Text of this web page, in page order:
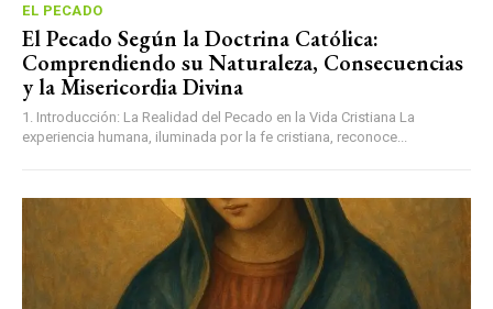
EL PECADO
El Pecado Según la Doctrina Católica:
Comprendiendo su Naturaleza, Consecuencias
y la Misericordia Divina
1. Introducción: La Realidad del Pecado en la Vida Cristiana La
experiencia humana, iluminada por la fe cristiana, reconoce...